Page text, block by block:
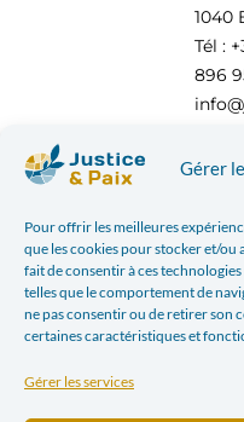
Gérer
Pour offrir les meilleures
que les cookies pour stocker et/ou
fait de consentir à ces
telles que le comportement de
ne pas consentir ou de retirer son
certaines caractéristiques et
Gérer les services
1040
Tél :
896